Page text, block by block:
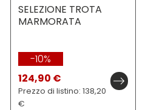
SELEZIONE TROTA
MARMORATA
-10%
124,90 €
Prezzo di listino: 138,20
€